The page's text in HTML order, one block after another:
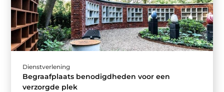
Dienstverlening
Begraafplaats benodigdheden voor een
verzorgde plek